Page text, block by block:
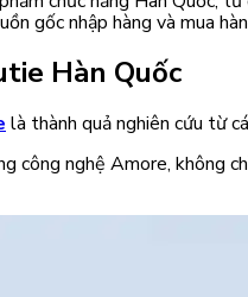
gốc nhập hàng và mua
Hàn Quốc
là thành quả nghiên cứu từ
công nghệ Amore, không